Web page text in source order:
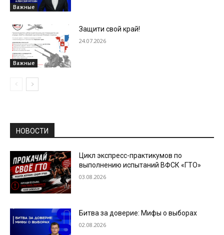
Важные
Важные
Защити свой край!
24.07.2026
НОВОСТИ
Цикл экспресс-практикумов по
выполнению испытаний ВФСК «ГТО»
03.08.2026
Битва за доверие: Мифы о выборах
02.08.2026